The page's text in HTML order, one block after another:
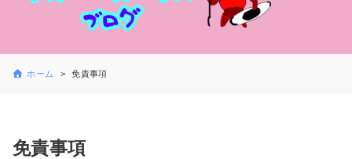
ホーム 免責事項
免責事項